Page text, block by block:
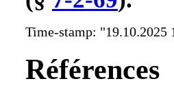
Time-stamp: "19.10.2025
Références